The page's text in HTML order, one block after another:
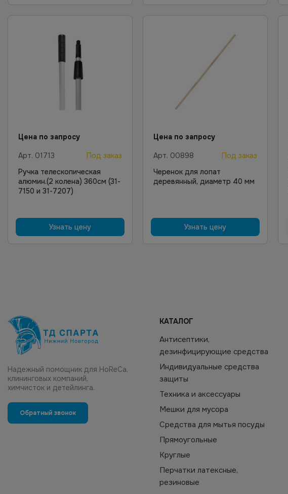
Цена по запросу
Арт. 01713
Под заказ
Ручка телескопическая
алюмин.(2 колена) 360см (31-
7150 и 31-7207)
Узнать цену
Цена по запросу
Арт. 00898
Под заказ
Черенок для лопат
деревянный, диаметр 40 мм
Узнать цену
Надежный помощник для HoReCa,
клининговых компаний,
химчисток и детейлинга.
Обратный звонок
КАТАЛОГ
Антисептики,
дезинфицирующие средства
Индивидуальные средства
защиты
Техника и аксессуары
Мешки для мусора
Средства для мытья посуды
Прямоугольные
Круглые
Перчатки латексные,
резиновые